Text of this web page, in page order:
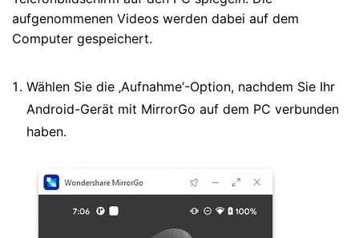
aufgenommenen Videos werden dabei auf dem
Computer gespeichert.
Wählen Sie die ‚Aufnahme‘-Option, nachdem Sie Ihr
Android-Gerät mit MirrorGo auf dem PC verbunden
haben.